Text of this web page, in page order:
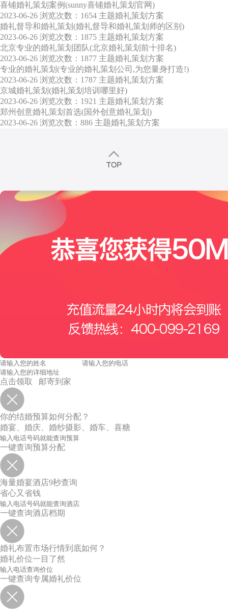
喜铺婚礼策划案例(sunny喜铺婚礼策划官网)
2023-06-26 浏览次数：1654 主题婚礼策划方案
婚礼督导和婚礼策划(婚礼督导和婚礼策划师的区别)
2023-06-26 浏览次数：1875 主题婚礼策划方案
北京专业的婚礼策划团队(北京婚礼策划前十排名)
2023-06-26 浏览次数：1877 主题婚礼策划方案
专业的婚礼策划(专业的婚礼策划公司,为您量身打造!)
2023-06-26 浏览次数：1787 主题婚礼策划方案
京城婚礼策划(婚礼策划培训哪里好)
2023-06-26 浏览次数：1921 主题婚礼策划方案
郑州创意婚礼策划首选(国外创意婚礼策划)
2023-06-26 浏览次数：886 主题婚礼策划方案
点击领取 邮寄到家
你的结婚预算如何分配？
婚宴、婚庆、婚纱摄影、婚车、喜糖
一键查询预算分配
海量婚宴酒店9秒查询
省心又省钱
一键查询酒店档期
婚礼布置市场行情到底如何？
婚礼价位一目了然
一键查询专属婚礼价位